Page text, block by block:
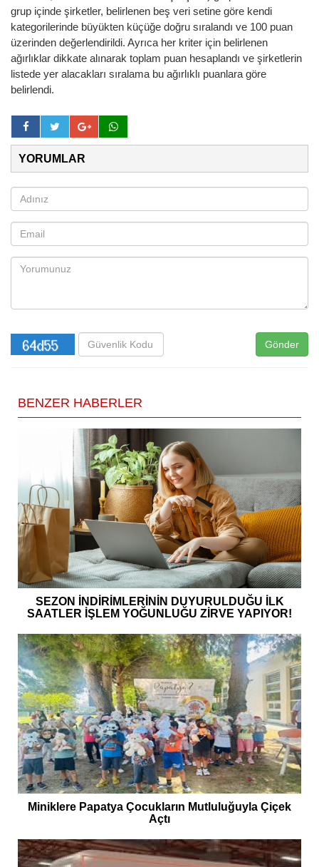
grup içinde şirketler, belirlenen beş veri setine göre kendi
kategorilerinde büyükten küçüğe doğru sıralandı ve 100 puan
üzerinden değerlendirildi. Ayrıca her kriter için belirlenen
ağırlıklar dikkate alınarak toplam puan hesaplandı ve şirketlerin
listede yer alacakları sıralama bu ağırlıklı puanlara göre
belirlendi.
YORUMLAR
Gönder
BENZER HABERLER
SEZON İNDİRİMLERİNİN DUYURULDUĞU İLK
SAATLER İŞLEM YOĞUNLUĞU ZİRVE YAPIYOR!
Miniklere Papatya Çocukların Mutluluğuyla Çiçek
Açtı